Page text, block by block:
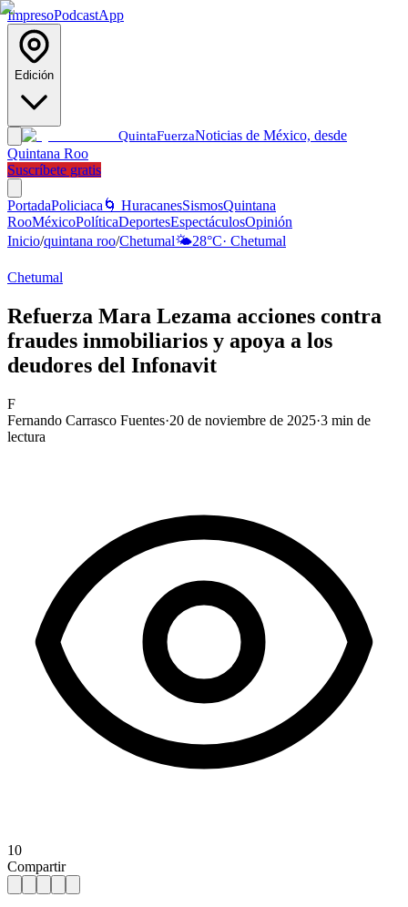
ImpresoPodcastApp
Edición
QuintaFuerzaNoticias de México, desde
Quintana Roo
Suscríbete gratis
PortadaPoliciaca 🌀 HuracanesSismosQuintana
RooMéxicoPolíticaDeportesEspectáculosOpinión
Inicio/quintana roo/Chetumal🌤️28°C· Chetumal
Chetumal
Refuerza Mara Lezama acciones contra
fraudes inmobiliarios y apoya a los
deudores del Infonavit
F
Fernando Carrasco Fuentes·20 de noviembre de 2025·3 min de
lectura
10
Compartir